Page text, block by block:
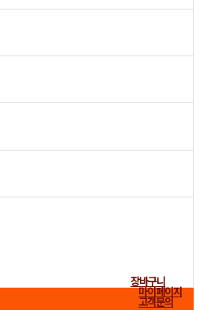
장바구니
마이페이지
고객문의